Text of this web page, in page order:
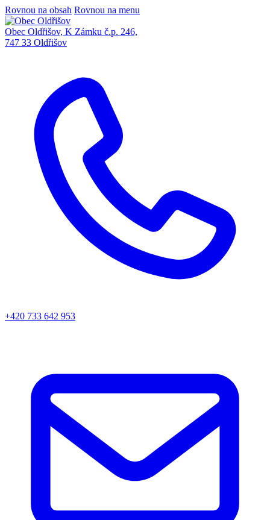
Rovnou na obsah Rovnou na menu
Obec Oldřišov, K Zámku č.p. 246,
747 33 Oldřišov
+420 733 642 953